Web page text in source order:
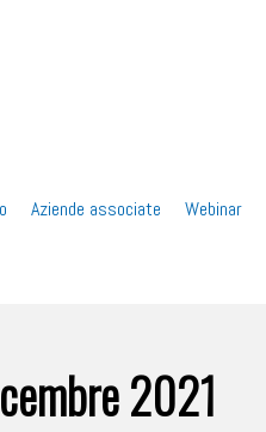
Aziende associate Webinar
2021